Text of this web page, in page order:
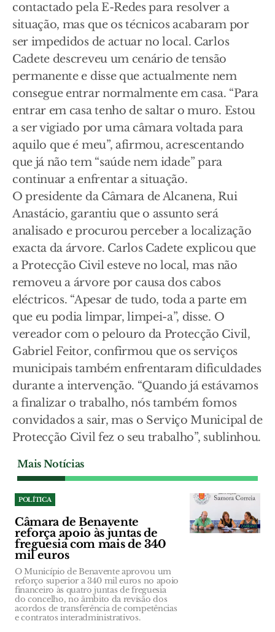
contactado pela E-Redes para resolver a
situação, mas que os técnicos acabaram por
ser impedidos de actuar no local. Carlos
Cadete descreveu um cenário de tensão
permanente e disse que actualmente nem
consegue entrar normalmente em casa. “Para
entrar em casa tenho de saltar o muro. Estou
a ser vigiado por uma câmara voltada para
aquilo que é meu”, afirmou, acrescentando
que já não tem “saúde nem idade” para
continuar a enfrentar a situação.
O presidente da Câmara de Alcanena, Rui
Anastácio, garantiu que o assunto será
analisado e procurou perceber a localização
exacta da árvore. Carlos Cadete explicou que
a Protecção Civil esteve no local, mas não
removeu a árvore por causa dos cabos
eléctricos. “Apesar de tudo, toda a parte em
que eu podia limpar, limpei-a”, disse. O
vereador com o pelouro da Protecção Civil,
Gabriel Feitor, confirmou que os serviços
municipais também enfrentaram dificuldades
durante a intervenção. “Quando já estávamos
a finalizar o trabalho, nós também fomos
convidados a sair, mas o Serviço Municipal de
Protecção Civil fez o seu trabalho”, sublinhou.
Mais Notícias
POLÍTICA
Câmara de Benavente
reforça apoio às juntas de
freguesia com mais de 340
mil euros
O Município de Benavente aprovou um
reforço superior a 340 mil euros no apoio
financeiro às quatro juntas de freguesia
do concelho, no âmbito da revisão dos
acordos de transferência de competências
e contratos interadministrativos.